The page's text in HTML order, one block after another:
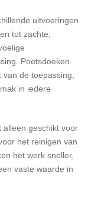
uitvoeringen
tot zachte,
Poetsdoeken
de toepassing,
in iedere
alleen geschikt voor
het reinigen van
het werk sneller,
vaste waarde in